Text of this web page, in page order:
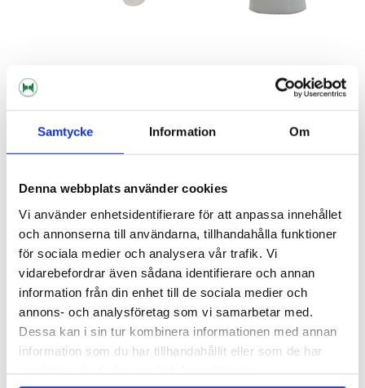
Samtycke Information Om
Denna webbplats använder cookies
Vi använder enhetsidentifierare för att anpassa innehållet
och annonserna till användarna, tillhandahålla funktioner
för sociala medier och analysera vår trafik. Vi
vidarebefordrar även sådana identifierare och annan
information från din enhet till de sociala medier och
annons- och analysföretag som vi samarbetar med.
Dessa kan i sin tur kombinera informationen med annan
information som du har tillhandahållit eller som de har
samlat in när du har använt deras tjänster.
John Guest
LLDPE Tube 3/8" - 6.35 MM
Ball Lock Disconnect Gas 1/4"